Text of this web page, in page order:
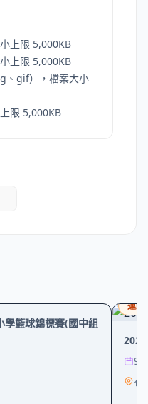
上限 5,000KB
上限 5,000KB
、gif），檔案大小
限 5,000KB
學籃球錦標賽(國中組
運動
9/
花